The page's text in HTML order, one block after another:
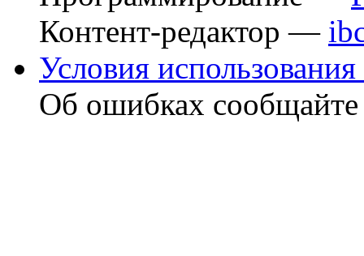
Контент-редактор —
Условия использования
Об ошибках